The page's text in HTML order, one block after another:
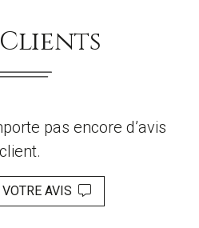
pas encore d’avis
client.
AVIS